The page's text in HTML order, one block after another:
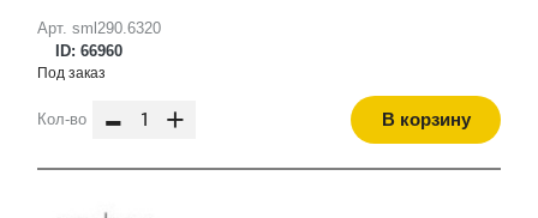
Арт. sml290.6320
ID: 66960
Под заказ
Кол-во - + В корзину